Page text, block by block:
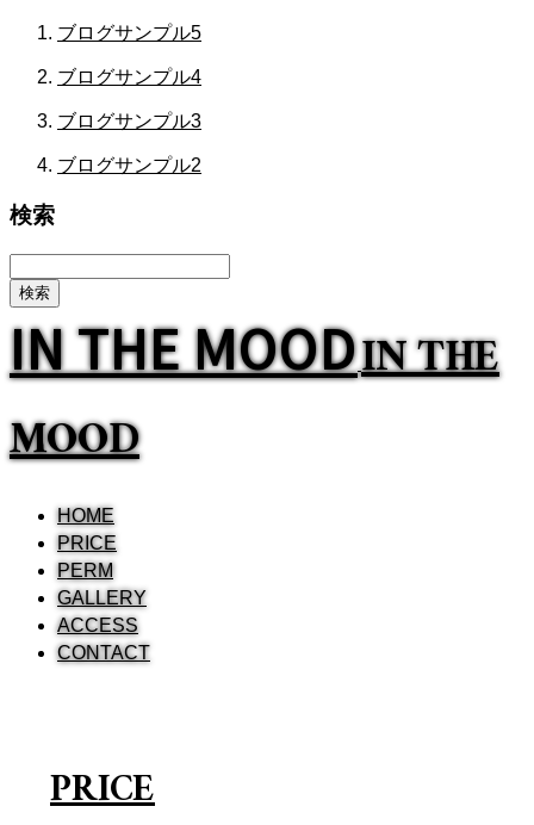
ブログサンプル5
ブログサンプル4
ブログサンプル3
ブログサンプル2
検索
IN THE MOODIN THE
MOOD
HOME
PRICE
PERM
GALLERY
ACCESS
CONTACT
PRICE